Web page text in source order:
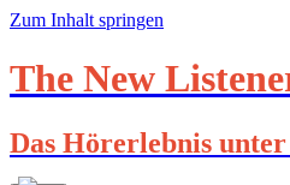
Zum Inhalt springen
The New
Das Hörerlebnis